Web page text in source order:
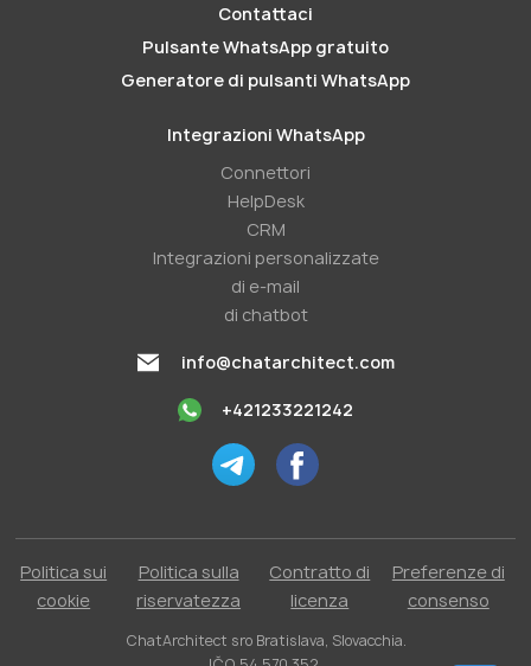
Contattaci
Pulsante WhatsApp gratuito
Generatore di pulsanti WhatsApp
Integrazioni WhatsApp
Connettori
HelpDesk
CRM
Integrazioni personalizzate
di e-mail
di chatbot
info@chatarchitect.com
+421233221242
Politica sui
cookie
Politica sulla
riservatezza
Contratto di
licenza
Preferenze di
consenso
ChatArchitect sro Bratislava, Slovacchia.